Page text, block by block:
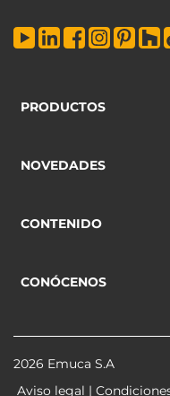
PRODUCTOS
NOVEDADES
CONTENIDO
CONÓCENOS
2026 Emuca S.A
Aviso legal |